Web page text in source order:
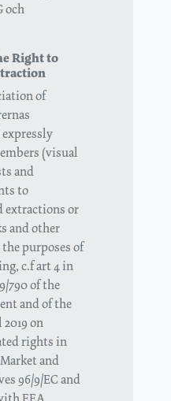
och
Right to
of
(visual
and
to
extractions or
and other
purposes of
c.f art 4 in
790 of the
and of the
on
rights in
and
96/9/EC and